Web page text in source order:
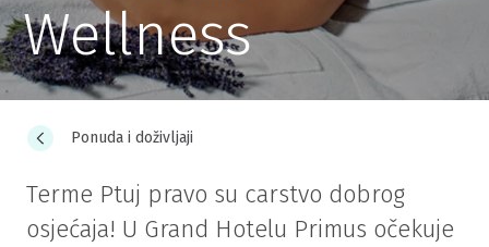
Wellness
Ponuda i doživljaji
Terme Ptuj pravo su carstvo dobrog
osjećaja! U Grand Hotelu Primus očekuje